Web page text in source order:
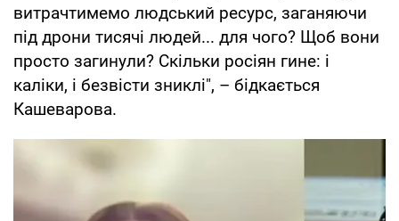
витрачтимемо людський ресурс, заганяючи
під дрони тисячі людей... для чого? Щоб вони
просто загинули? Скільки росіян гине: і
каліки, і безвісти зниклі", – бідкається
Кашеварова.